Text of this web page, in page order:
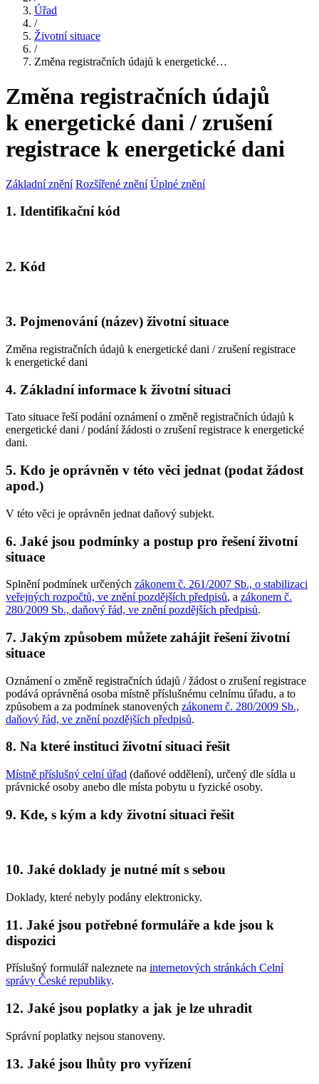
Úřad
/
Životní situace
/
Změna registračních údajů k energetické…
Změna registračních údajů
k energetické dani / zrušení
registrace k energetické dani
Základní znění Rozšířené znění Úplné znění
1. Identifikační kód
2. Kód
3. Pojmenování (název) životní situace
Změna registračních údajů k energetické dani / zrušení registrace
k energetické dani
4. Základní informace k životní situaci
Tato situace řeší podání oznámení o změně registračních údajů k
energetické dani / podání žádosti o zrušení registrace k energetické
dani.
5. Kdo je oprávněn v této věci jednat (podat žádost
apod.)
V této věci je oprávněn jednat daňový subjekt.
6. Jaké jsou podmínky a postup pro řešení životní
situace
Splnění podmínek určených zákonem č. 261/2007 Sb., o stabilizaci
veřejných rozpočtů, ve znění pozdějších předpisů, a zákonem č.
280/2009 Sb., daňový řád, ve znění pozdějších předpisů.
7. Jakým způsobem můžete zahájit řešení životní
situace
Oznámení o změně registračních údajů / žádost o zrušení registrace
podává oprávněná osoba místně příslušnému celnímu úřadu, a to
způsobem a za podmínek stanovených zákonem č. 280/2009 Sb.,
daňový řád, ve znění pozdějších předpisů.
8. Na které instituci životní situaci řešit
Místně příslušný celní úřad (daňové oddělení), určený dle sídla u
právnické osoby anebo dle místa pobytu u fyzické osoby.
9. Kde, s kým a kdy životní situaci řešit
10. Jaké doklady je nutné mít s sebou
Doklady, které nebyly podány elektronicky.
11. Jaké jsou potřebné formuláře a kde jsou k
dispozici
Příslušný formulář naleznete na internetových stránkách Celní
správy České republiky.
12. Jaké jsou poplatky a jak je lze uhradit
Správní poplatky nejsou stanoveny.
13. Jaké jsou lhůty pro vyřízení